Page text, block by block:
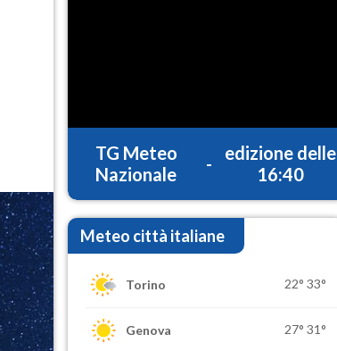
TG Meteo
Nazionale
-
edizione delle
16:40
Meteo città italiane
Torino 22° 33°
Genova 27° 31°